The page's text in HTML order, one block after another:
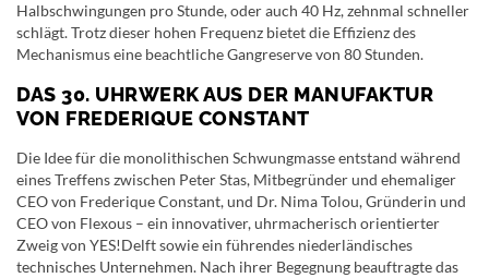
Halbschwingungen pro Stunde, oder auch 40 Hz, zehnmal schneller
schlägt. Trotz dieser hohen Frequenz bietet die Effizienz des
Mechanismus eine beachtliche Gangreserve von 80 Stunden.
DAS 30. UHRWERK AUS DER MANUFAKTUR
VON FREDERIQUE CONSTANT
Die Idee für die monolithischen Schwungmasse entstand während
eines Treffens zwischen Peter Stas, Mitbegründer und ehemaliger
CEO von Frederique Constant, und Dr. Nima Tolou, Gründerin und
CEO von Flexous – ein innovativer, uhrmacherisch orientierter
Zweig von YES!Delft sowie ein führendes niederländisches
technisches Unternehmen. Nach ihrer Begegnung beauftragte das